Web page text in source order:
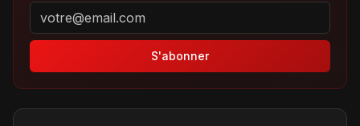
Adresse email pour la newsletter
S'abonner